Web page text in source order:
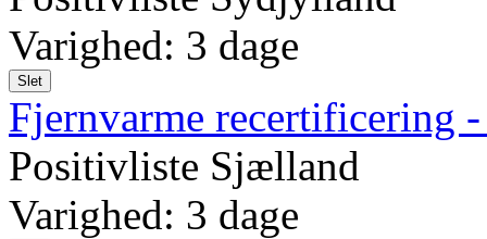
Varighed: 3 dage
Slet
Fjernvarme recertificering
Positivliste Sjælland
Varighed: 3 dage